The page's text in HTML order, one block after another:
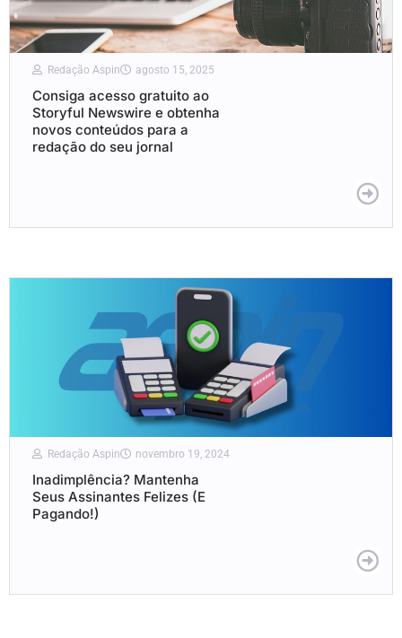
Redação Aspin agosto 15, 2025
Consiga acesso gratuito ao
Storyful Newswire e obtenha
novos conteúdos para a
redação do seu jornal
Redação Aspin novembro 19, 2024
Inadimplência? Mantenha
Seus Assinantes Felizes (E
Pagando!)